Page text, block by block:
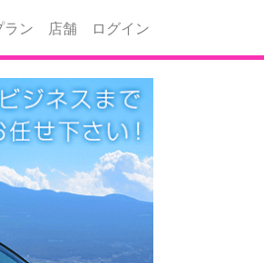
ラン 店舗 ログイン